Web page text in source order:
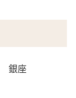
銀座